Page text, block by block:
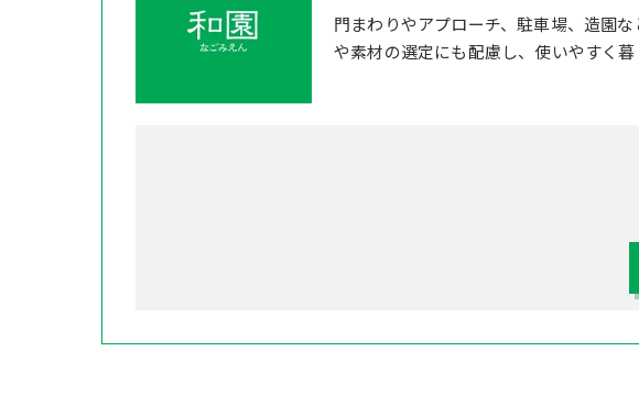
門まわりやアプローチ、駐車場、造園
や素材の選定にも配慮し、使いやすく